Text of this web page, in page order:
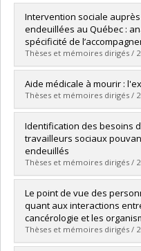
Intervention sociale
endeuillées au Québec :
spécificité de
Thèses et mémoires dirigés /
Diplômé(e) :Kirilova,
Cycle : Maîtrise
Diplôme obtenu :M. Sc.
Lien vers le document dans
Aide médicale à mourir :
Thèses et mémoires dirigés /
Diplômé(e) : Lamothe,
Cycle :Maîtrise
Diplôme obtenu :
Lien vers le document dans
Identification des besoins
travailleurs sociaux
endeuillés
Thèses et mémoires dirigés /
Diplômé(e) :Morin,
Cycle :Maîtrise
Diplôme obtenu : M. Sc.
Lien vers le document
Le point de vue des
quant aux interactions
cancérologie et les
Thèses et mémoires dirigés /